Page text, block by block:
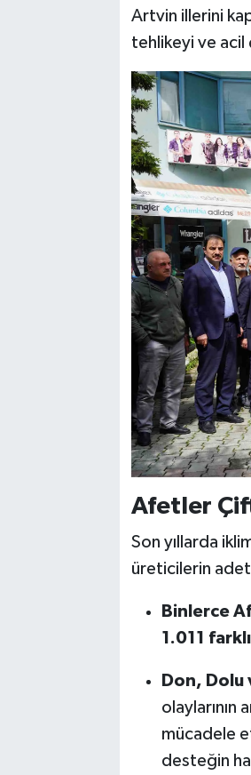
Artvin illerini
tehlikeyi ve acil
Afetler
Son yıllarda
üreticilerin
Binlerce
1.011
Don, Dolu
olaylarının
mücadele
desteğin